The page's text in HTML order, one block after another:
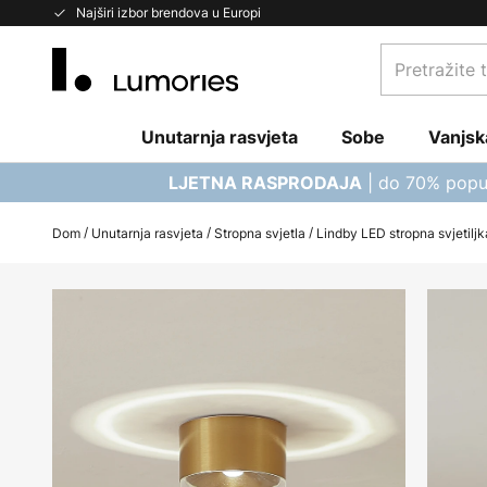
Najširi izbor brendova u Europi
Skip
Pretražite
trgovinu...
Unutarnja rasvjeta Sobe
LJETNA RASPRODAJA | do 70%
Dom Unutarnja rasvjeta Stropna svjetla Lindby LED stropna